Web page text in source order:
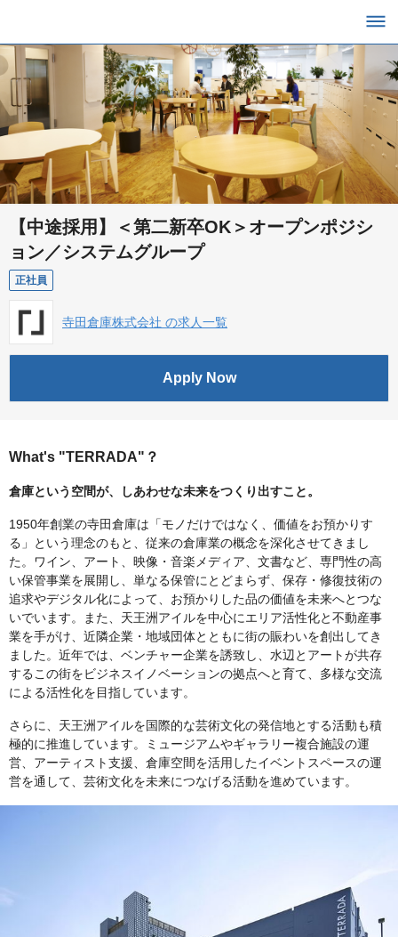
【中途採用】＜第二新卒OK＞オープンポジシ
ョン／システムグループ
正社員
寺田倉庫株式会社 の求人一覧
Apply Now
What's "TERRADA"？
倉庫という空間が、しあわせな未来をつくり出すこと。
1950年創業の寺田倉庫は「モノだけではなく、価値をお預かりす
る」という理念のもと、従来の倉庫業の概念を深化させてきまし
た。ワイン、アート、映像・音楽メディア、文書など、専門性の高
い保管事業を展開し、単なる保管にとどまらず、保存・修復技術の
追求やデジタル化によって、お預かりした品の価値を未来へとつな
いでいます。また、天王洲アイルを中心にエリア活性化と不動産事
業を手がけ、近隣企業・地域団体とともに街の賑わいを創出してき
ました。近年では、ベンチャー企業を誘致し、水辺とアートが共存
するこの街をビジネスイノベーションの拠点へと育て、多様な交流
による活性化を目指しています。
さらに、天王洲アイルを国際的な芸術文化の発信地とする活動も積
極的に推進しています。ミュージアムやギャラリー複合施設の運
営、アーティスト支援、倉庫空間を活用したイベントスペースの運
営を通して、芸術文化を未来につなげる活動を進めています。